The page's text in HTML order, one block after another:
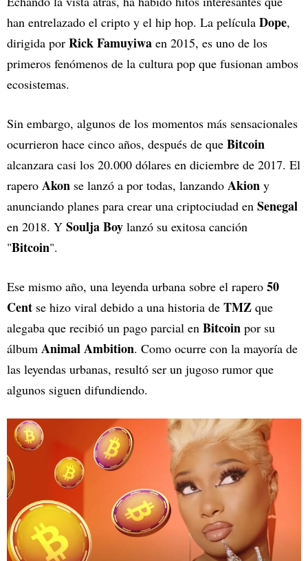
han entrelazado el cripto y el hip hop. La película Dope,
dirigida por RickFamuyiwa en 2015, es uno de los
primeros fenómenos de la cultura pop que fusionan ambos
ecosistemas.
Sin embargo, algunos de los momentos más sensacionales
ocurrieron hace cinco años, después de que Bitcoin
alcanzara casi los 20.000 dólares en diciembre de 2017. El
rapero Akon se lanzó a por todas, lanzando Akion y
anunciando planes para crear una criptociudad en Senegal
en 2018. Y Soulja Boy lanzó su exitosa canción
"Bitcoin".
Ese mismo año, una leyenda urbana sobre el rapero 50
Cent se hizo viral debido a una historia de TMZ que
alegaba que recibió un pago parcial en Bitcoin por su
álbum Animal Ambition. Como ocurre con la mayoría de
las leyendas urbanas, resultó ser un jugoso rumor que
algunos siguen difundiendo.